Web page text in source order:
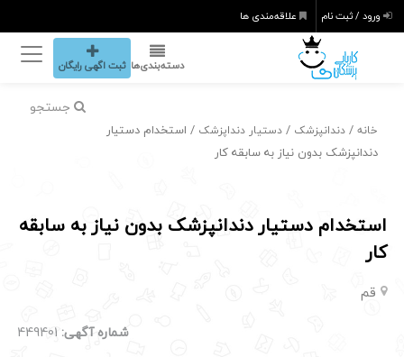
ورود / ثبت نام علاقه‌مندی ها
دسته‌بندی‌ها ثبت اگهی رایگان
جستجو
خانه /دندانپزشک /دستیار دنداپزشک / استخدام دستیار
دندانپزشک بدون نیاز به سابقه کار
استخدام دستیار دندانپزشک بدون نیاز به سابقه
کار
قم
شماره آگهی: 449401